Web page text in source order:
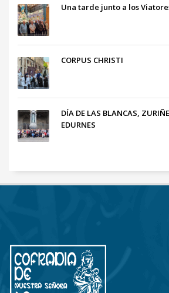
Una tarde junto a los
CORPUS CHRISTI
DÍA DE LAS BLANCAS,
EDURNES